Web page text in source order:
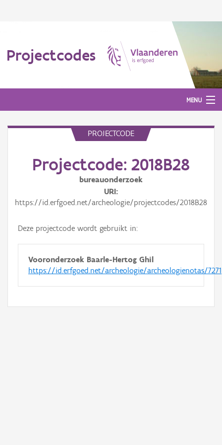
Projectcodes
MENU
PROJECTCODE
Projectcode: 2018B28
bureauonderzoek
URI
https://id.erfgoed.net/archeologie/projectcodes/2018B28
Deze projectcode wordt gebruikt in:
Vooronderzoek Baarle-Hertog Ghil
https://id.erfgoed.net/archeologie/archeologienotas/7271